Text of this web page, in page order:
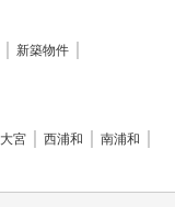
新築物件
大宮 西浦和
南浦和